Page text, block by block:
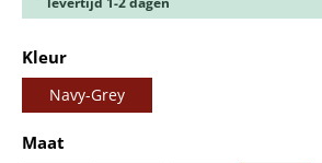
Selecteer
Kleur
Navy-Grey
Selecteer
Maat